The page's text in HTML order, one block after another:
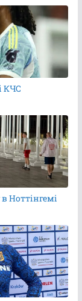
КЧС
Ноттінгемі